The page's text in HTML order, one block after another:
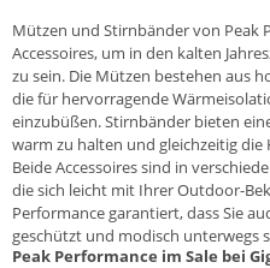
Mützen und Stirnbändervon Peak
Accessoires, um in den kalten
zu sein. Die Mützen bestehen aus
die für hervorragende
einzubüßen. Stirnbänder bieten
warm zu halten und gleichzeitig
Beide Accessoires sind in
die sich leicht mit Ihrer Outdoor-
Performance garantiert, dass Sie
geschützt und modisch unterwegs
Peak Performance im Sale bei